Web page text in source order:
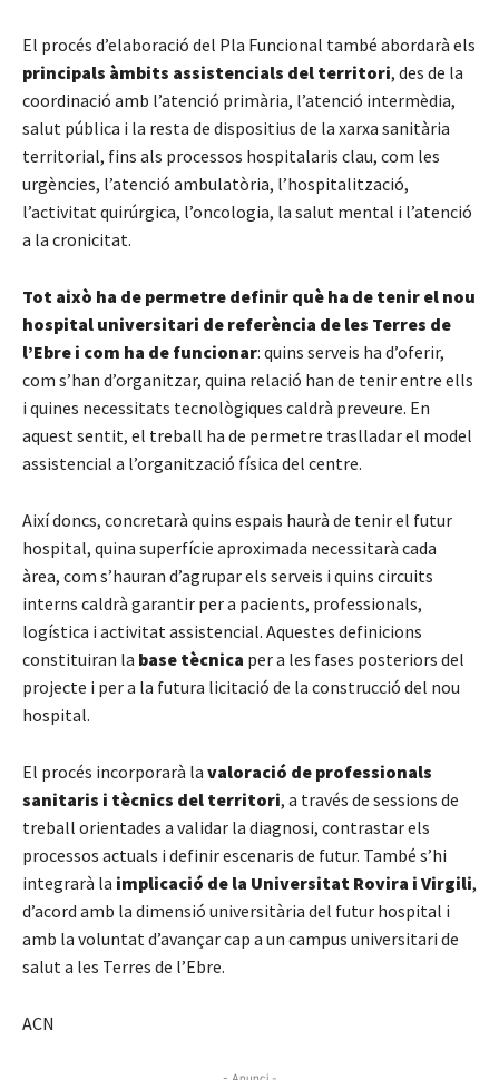
El procés d’elaboració del Pla Funcional també abordarà els
principals àmbits assistencials del territori, des de la
coordinació amb l’atenció primària, l’atenció intermèdia,
salut pública i la resta de dispositius de la xarxa sanitària
territorial, fins als processos hospitalaris clau, com les
urgències, l’atenció ambulatòria, l’hospitalització,
l’activitat quirúrgica, l’oncologia, la salut mental i l’atenció
a la cronicitat.
Tot això ha de permetre definir què ha de tenir el nou
hospital universitari de referència de les Terres de
l’Ebre i com ha de funcionar: quins serveis ha d’oferir,
com s’han d’organitzar, quina relació han de tenir entre ells
i quines necessitats tecnològiques caldrà preveure. En
aquest sentit, el treball ha de permetre traslladar el model
assistencial a l’organització física del centre.
Així doncs, concretarà quins espais haurà de tenir el futur
hospital, quina superfície aproximada necessitarà cada
àrea, com s’hauran d’agrupar els serveis i quins circuits
interns caldrà garantir per a pacients, professionals,
logística i activitat assistencial. Aquestes definicions
constituiran la base tècnica per a les fases posteriors del
projecte i per a la futura licitació de la construcció del nou
hospital.
El procés incorporarà la valoració de professionals
sanitaris i tècnics del territori, a través de sessions de
treball orientades a validar la diagnosi, contrastar els
processos actuals i definir escenaris de futur. També s’hi
integrarà la implicació de la Universitat Rovira i Virgili,
d’acord amb la dimensió universitària del futur hospital i
amb la voluntat d’avançar cap a un campus universitari de
salut a les Terres de l’Ebre.
ACN